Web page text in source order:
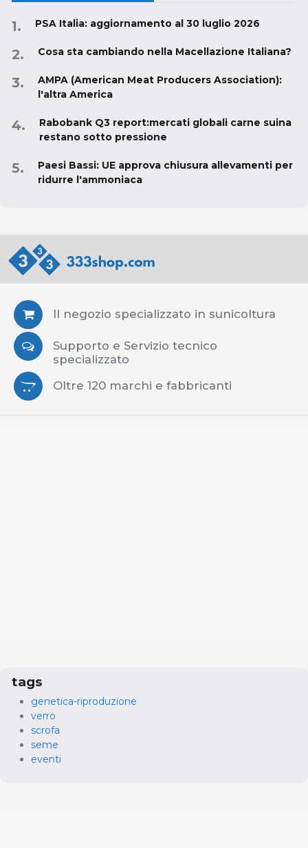
PSA Italia: aggiornamento al 30 luglio 2026
Cosa sta cambiando nella Macellazione Italiana?
AMPA (American Meat Producers Association):
l'altra America
Rabobank Q3 report:mercati globali carne suina
restano sotto pressione
Paesi Bassi: UE approva chiusura allevamenti per
ridurre l'ammoniaca
Il negozio specializzato in sunicoltura
Supporto e Servizio tecnico
specializzato
Oltre 120 marchi e fabbricanti
tags
genetica-riproduzione
verro
scrofa
seme
eventi